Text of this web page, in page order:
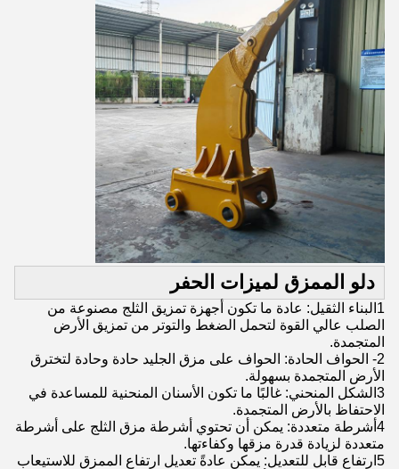
دلو الممزق لميزات الحفر
1البناء الثقيل: عادة ما تكون أجهزة تمزيق الثلج مصنوعة من
الصلب عالي القوة لتحمل الضغط والتوتر من تمزيق الأرض
المتجمدة.
2- الحواف الحادة: الحواف على مزق الجليد حادة وحادة لتخترق
الأرض المتجمدة بسهولة.
3الشكل المنحني: غالبًا ما تكون الأسنان المنحنية للمساعدة في
الاحتفاظ بالأرض المتجمدة.
4أشرطة متعددة: يمكن أن تحتوي أشرطة مزق الثلج على أشرطة
متعددة لزيادة قدرة مزقها وكفاءتها.
5ارتفاع قابل للتعديل: يمكن عادةً تعديل ارتفاع الممزق للاستيعاب